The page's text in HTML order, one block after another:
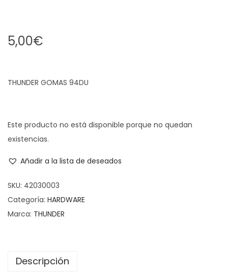
5,00€
THUNDER GOMAS 94DU
Este producto no está disponible porque no quedan
existencias.
Añadir a la lista de deseados
SKU: 42030003
Categoría: HARDWARE
Marca: THUNDER
Descripción